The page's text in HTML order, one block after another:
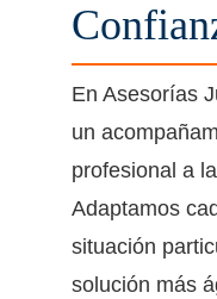
En Asesorías
un
profesional a
Adaptamos
situación
solución más